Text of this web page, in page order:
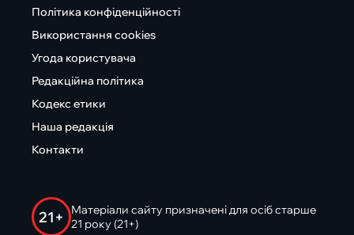
Політика конфіденційності
Використання cookies
Угода користувача
Редакційна політика
Кодекс етики
Наша редакція
Контакти
21+
Матеріали сайту призначені для осіб старше
21 року (21+)